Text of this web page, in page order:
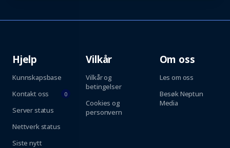
Hjelp
Kunnskapsbase
Kontakt oss
0
Server status
Nettverk status
Siste nytt
Vilkår
Vilkår og
betingelser
Cookies og
personvern
Om oss
Les om oss
Besøk Neptun
Media